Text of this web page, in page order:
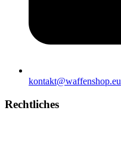
kontakt@waffenshop.eu
Rechtliches